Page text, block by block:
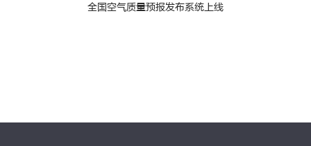
全国空气质量预报发布系统上线